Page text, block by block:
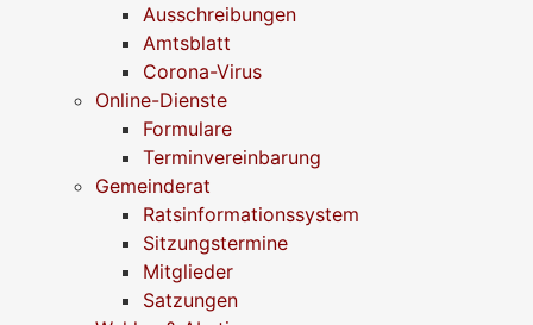
Ausschreibungen
Amtsblatt
Corona-Virus
Online-Dienste
Formulare
Terminvereinbarung
Gemeinderat
Ratsinformationssystem
Sitzungstermine
Mitglieder
Satzungen